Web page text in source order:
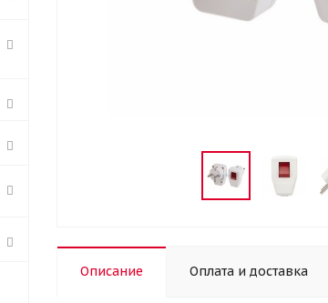
Описание Оплата и доставка